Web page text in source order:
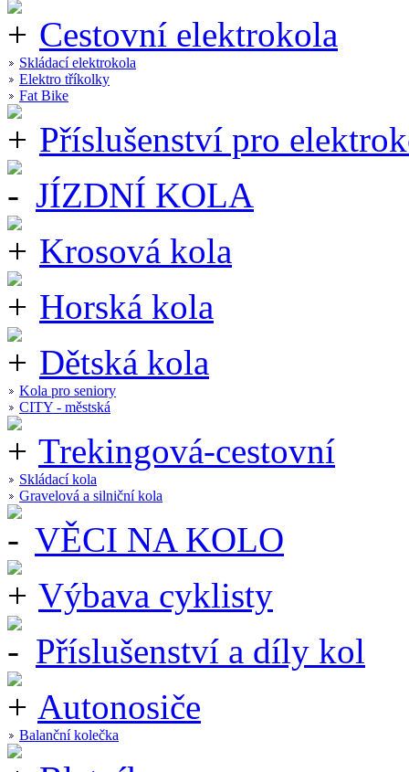
Cestovní elektrokola
Skládací elektrokola
Elektro tříkolky
Fat Bike
Příslušenství pro
JÍZDNÍ KOLA
Krosová kola
Horská kola
Dětská kola
Kola pro seniory
CITY - městská
Trekingová-cestovní
Skládací kola
Gravelová a silniční kola
VĚCI NA KOLO
Výbava cyklisty
Příslušenství a díly kol
Autonosiče
Balanční kolečka